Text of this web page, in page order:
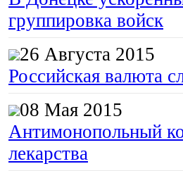
группировка войск
26 Августа 2015
Российская валюта
08 Мая 2015
Антимонопольный
лекарства